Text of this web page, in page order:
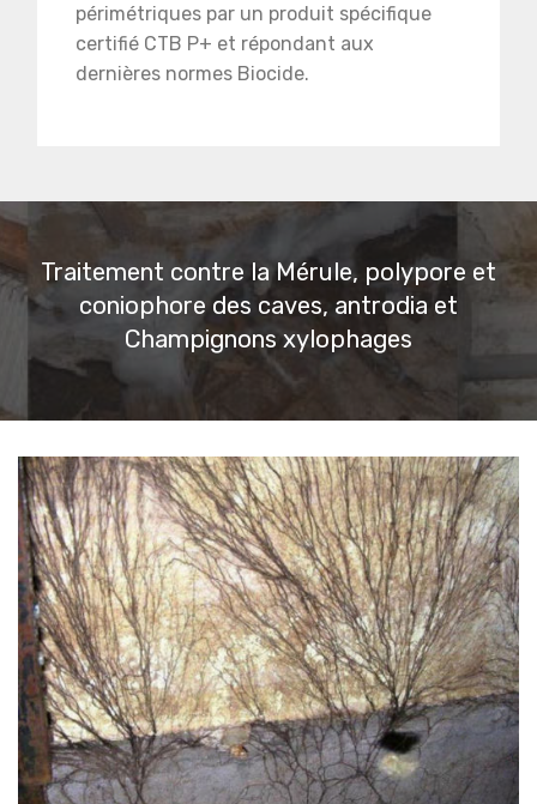
périmétriques par un produit spécifique
certifié CTB P+ et répondant aux
dernières normes Biocide.
Traitement contre la Mérule, polypore et
coniophore des caves, antrodia et
Champignons xylophages